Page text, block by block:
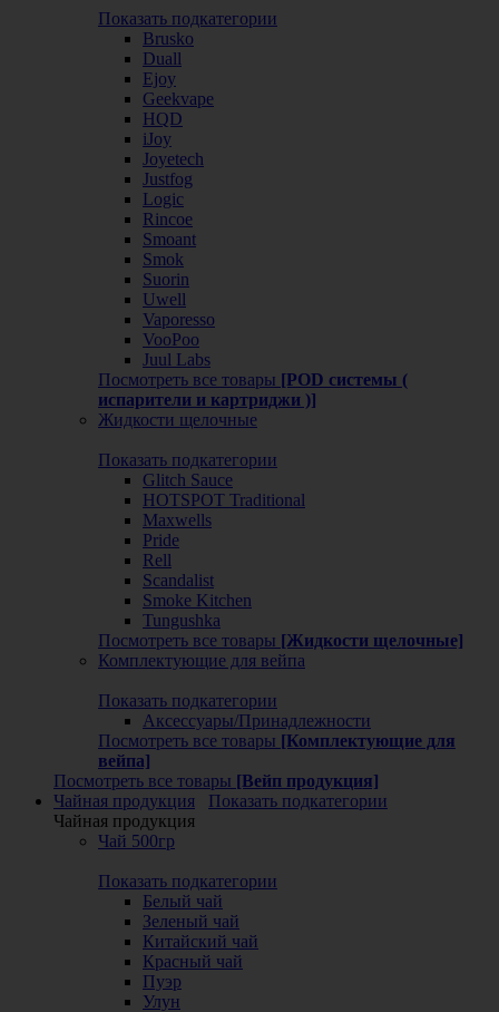
Показать подкатегории
Brusko
Duall
Ejoy
Geekvape
HQD
iJoy
Joyetech
Justfog
Logic
Rincoe
Smoant
Smok
Suorin
Uwell
Vaporesso
VooPoo
Juul Labs
Посмотреть все товары [POD системы (
испарители и картриджи )]
Жидкости щелочные
Показать подкатегории
Glitch Sauce
HOTSPOT Traditional
Maxwells
Pride
Rell
Scandalist
Smoke Kitchen
Tungushka
Посмотреть все товары [Жидкости щелочные]
Комплектующие для вейпа
Показать подкатегории
Аксессуары/Принадлежности
Посмотреть все товары [Комплектующие для
вейпа]
Посмотреть все товары [Вейп продукция]
Чайная продукция
Показать подкатегории
Чайная продукция
Чай 500гр
Показать подкатегории
Белый чай
Зеленый чай
Китайский чай
Красный чай
Пуэр
Улун